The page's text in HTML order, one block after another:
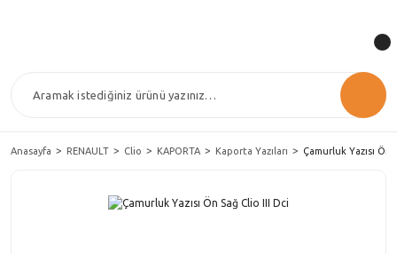
Anasayfa RENAULT Clio KAPORTA Kaporta Yazıları Çamurluk Yazısı Ön